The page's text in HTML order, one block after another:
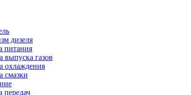
дизеля
питания
выпуска газов
охлаждения
смазки
передач